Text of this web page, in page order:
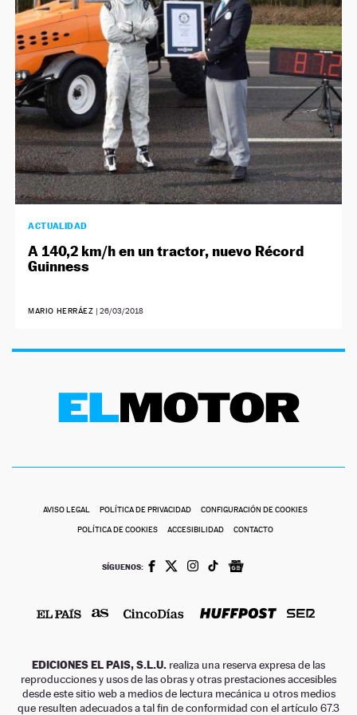
NEWSLETTER
SÍGUENOS
ACTUALIDAD
A 140,2 km/h en un tractor, nuevo Récord
Guinness
MARIO HERRÁEZ | 26/03/2018
AVISO LEGAL POLÍTICA DE PRIVACIDAD CONFIGURACIÓN DE COOKIES
POLÍTICA DE COOKIES ACCESIBILIDAD CONTACTO
SÍGUENOS:
EDICIONES EL PAIS, S.L.U. realiza una reserva expresa de las
reproducciones y usos de las obras y otras prestaciones accesibles
desde este sitio web a medios de lectura mecánica u otros medios
que resulten adecuados a tal fin de conformidad con el artículo 67.3